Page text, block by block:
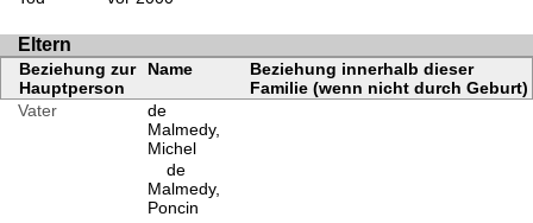
Eltern
Beziehung zur
Hauptperson
Name
Beziehung innerhalb dieser
Familie (wenn nicht durch Geburt)
Vater
de
Malmedy,
Michel
de
Malmedy,
Poncin